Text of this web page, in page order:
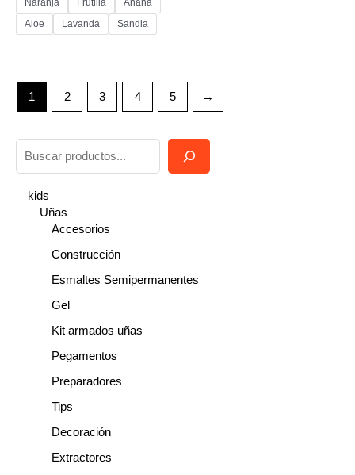
Naranja
Frutilla
Anana
Aloe
Lavanda Sandia
1 2 3 4 5 →
u
kids
Uñas
Accesorios
Construcción
Esmaltes Semipermanentes
Gel
Kit armados uñas
Pegamentos
Preparadores
Tips
Decoración
Extractores